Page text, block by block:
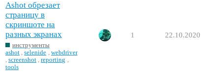
Ashot обрезает
страницу в
скриншоте на
разных экранах
инструменты
ashot ,selenide
webdriver
screenshot ,reporting
tools
1 22.10.2020